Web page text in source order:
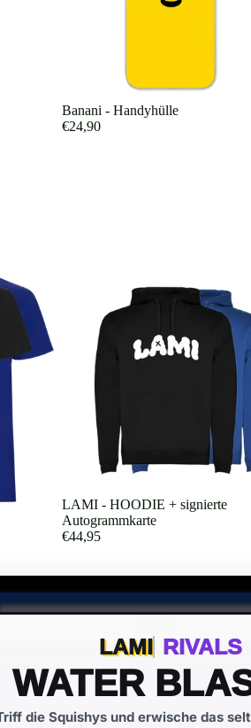
Banani - Handyhülle
€24,90
LAMI - HOODIE + signierte
Autogrammkarte
€44,95